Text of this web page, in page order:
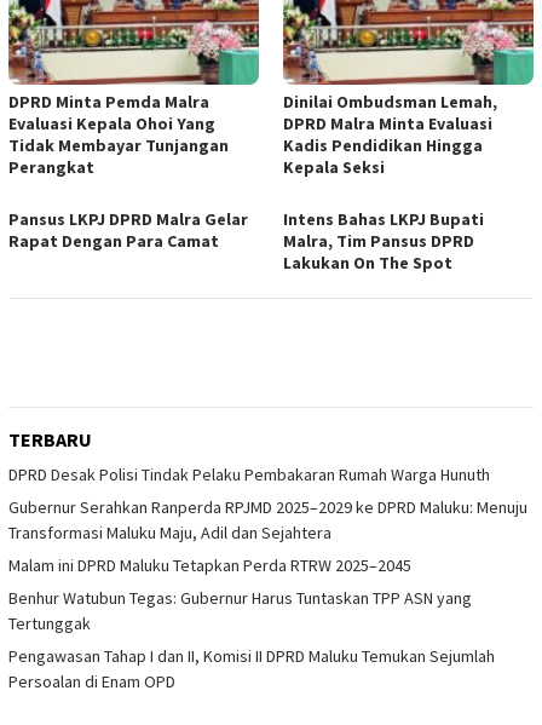
DPRD Minta Pemda Malra
Evaluasi Kepala Ohoi Yang
Tidak Membayar Tunjangan
Perangkat
Dinilai Ombudsman Lemah,
DPRD Malra Minta Evaluasi
Kadis Pendidikan Hingga
Kepala Seksi
Pansus LKPJ DPRD Malra Gelar
Rapat Dengan Para Camat
Intens Bahas LKPJ Bupati
Malra, Tim Pansus DPRD
Lakukan On The Spot
TERBARU
DPRD Desak Polisi Tindak Pelaku Pembakaran Rumah Warga Hunuth
Gubernur Serahkan Ranperda RPJMD 2025–2029 ke DPRD Maluku: Menuju
Transformasi Maluku Maju, Adil dan Sejahtera
Malam ini DPRD Maluku Tetapkan Perda RTRW 2025–2045
Benhur Watubun Tegas: Gubernur Harus Tuntaskan TPP ASN yang
Tertunggak
Pengawasan Tahap I dan II, Komisi II DPRD Maluku Temukan Sejumlah
Persoalan di Enam OPD